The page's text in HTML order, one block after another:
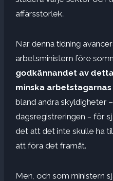
affärsstorlek.
När denna tidning
arbetsministern före
godkännandet av
minska
bland andra skyldigheter
dagsregistreringen – för
det att det inte skulle ha
att föra det framåt.
Men, och som ministern